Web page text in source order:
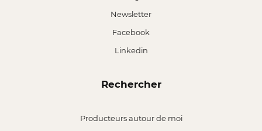
Newsletter
Facebook
Linkedin
Rechercher
Producteurs autour de moi